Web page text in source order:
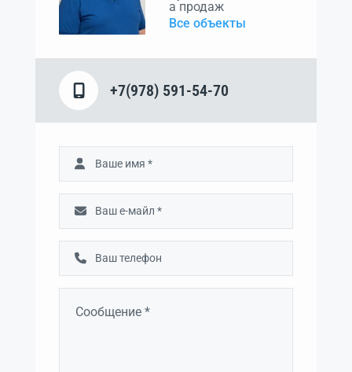
а продаж
Все объекты
+7(978) 591-54-70